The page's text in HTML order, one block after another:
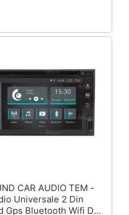
CAR AUDIO TEM -
Universale 2 Din
Gps Bluetooth Wifi Dab